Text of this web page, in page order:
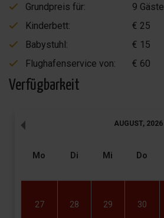
Grundpreis für:
9 Gäste
Kinderbett:
€ 25
Babystuhl:
€ 15
Flughafenservice von:
€ 60
Verfügbarkeit
AUGUST, 2026
Mo Di Mi Do
27 28 29 30